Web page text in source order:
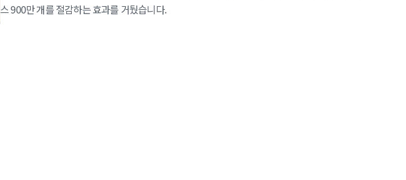
스 900만 개를 절감하는 효과를 거뒀습니다.